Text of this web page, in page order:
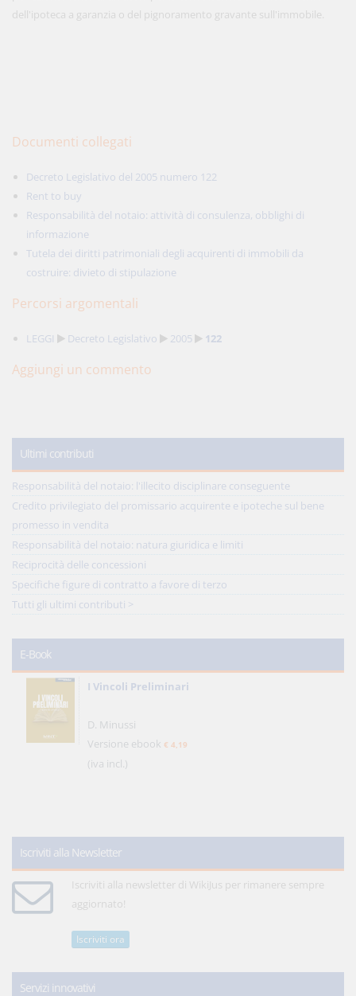
dell'ipoteca a garanzia o del pignoramento gravante sull'immobile.
Documenti collegati
Decreto Legislativo del 2005 numero 122
Rent to buy
Responsabilità del notaio: attività di consulenza, obblighi di
informazione
Tutela dei diritti patrimoniali degli acquirenti di immobili da
costruire: divieto di stipulazione
Percorsi argomentali
LEGGI Decreto Legislativo 2005 122
Aggiungi un commento
Ultimi contributi
Responsabilità del notaio: l'illecito disciplinare conseguente
Credito privilegiato del promissario acquirente e ipoteche sul bene
promesso in vendita
Responsabilità del notaio: natura giuridica e limiti
Reciprocità delle concessioni
Specifiche figure di contratto a favore di terzo
Tutti gli ultimi contributi >
E-Book
I Vincoli Preliminari
D. Minussi
Versione ebook € 4,19
(iva incl.)
Iscriviti alla Newsletter
Iscriviti alla newsletter di WikiJus per rimanere sempre
aggiornato!
Iscriviti ora
Servizi innovativi